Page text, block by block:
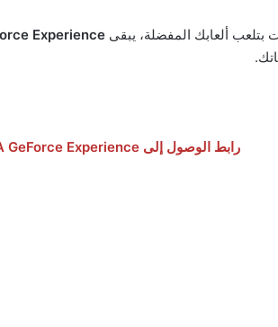
بتلعب ألعابك المفضلة، يبقى
رابط الوصول إلى NVIDIA GeForce Experience تحسين أداء الألعاب بدقة فائقة اضغط هنا: